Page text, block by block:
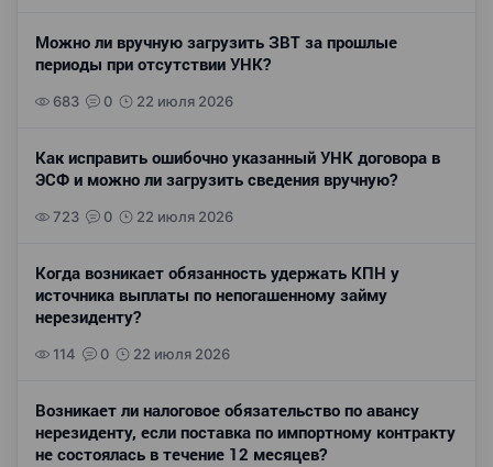
Можно ли вручную загрузить ЗВТ за прошлые
периоды при отсутствии УНК?
683 0 22 июля 2026
Как исправить ошибочно указанный УНК договора в
ЭСФ и можно ли загрузить сведения вручную?
723 0 22 июля 2026
Когда возникает обязанность удержать КПН у
источника выплаты по непогашенному займу
нерезиденту?
114 0 22 июля 2026
Возникает ли налоговое обязательство по авансу
нерезиденту, если поставка по импортному контракту
не состоялась в течение 12 месяцев?